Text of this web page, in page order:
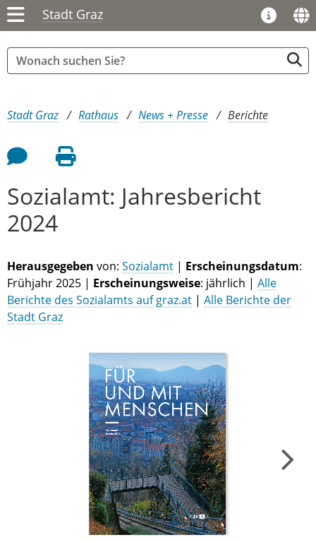
Stadt Graz
Sie sind hier:
Stadt Graz Rathaus News + Presse Berichte
Feedback an Autor
Seite drucken
Sozialamt: Jahresbericht
2024
Herausgegeben von: Sozialamt | Erscheinungsdatum:
Frühjahr 2025 | Erscheinungsweise: jährlich | Alle
Berichte des Sozialamts auf graz.at | Alle Berichte der
Stadt Graz